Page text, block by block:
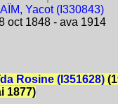
Yacot (I330843)
oct 1848 - ava 1914
Rosine (I351628)
1877)